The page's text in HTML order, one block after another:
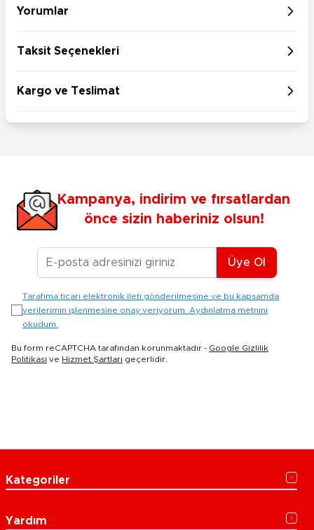
Yorumlar
Taksit Seçenekleri
Kargo ve Teslimat
Kampanya, indirim ve fırsatlardan
önce sizin haberiniz olsun!
E-posta Adresiniz
Üye Ol
Tarafıma ticari elektronik ileti gönderilmesine ve bu kapsamda
verilerimin işlenmesine onay veriyorum. Aydınlatma metnini
okudum.
Bu form reCAPTCHA tarafından korunmaktadır - Google Gizlilik
Politikası ve Hizmet Şartları geçerlidir.
Kategoriler
Yardım